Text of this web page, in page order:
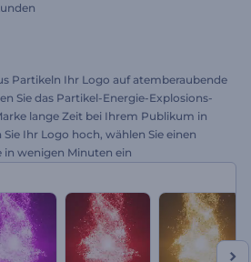
Partikeln Ihr Logo auf atemberaubende
Sie das Partikel-Energie-Explosions-
lange Zeit bei Ihrem Publikum in
Ihr Logo hoch, wählen Sie einen
in wenigen Minuten ein
Beauty-Blogs und vieles mehr.
Probieren Sie es jetzt